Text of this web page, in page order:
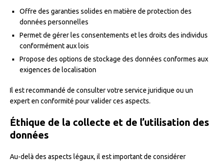
Offre des garanties solides en matière de protection des
données personnelles
Permet de gérer les consentements et les droits des individus
conformément aux lois
Propose des options de stockage des données conformes aux
exigences de localisation
Il est recommandé de consulter votre service juridique ou un
expert en conformité pour valider ces aspects.
Éthique de la collecte et de l’utilisation des
données
Au-delà des aspects légaux, il est important de considérer